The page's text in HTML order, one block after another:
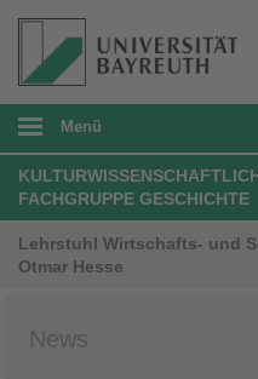
Menü
FACHGRUPPE GESCHICHTE
Lehrstuhl Wirtschafts- und
Otmar Hesse
News